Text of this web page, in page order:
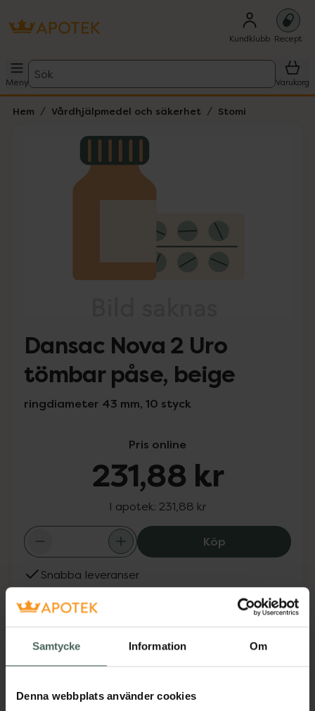
Samtycke Information Om
Denna webbplats använder cookies
Kundklubb Recept
Meny
Sök
Varukorg
Hem Vårdhjälpmedel och säkerhet Stomi
Lista: . Innehåller 1 objekt.
Dansac Nova 2 Uro
tömbar påse, beige
ringdiameter 43 mm, 10 styck
Pris online
231,88 kr
I apotek: 231,88 kr
KöpDansac Nova
Snabba leveranser
Aktuella erbjudanden